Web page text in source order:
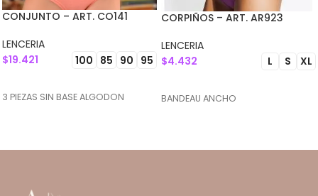
CONJUNTO – ART. CO141
LENCERIA
$19.421 100 85 90 95
3 PIEZAS SIN BASE ALGODON
CORPIÑOS – ART. AR923
LENCERIA
$4.432 L S XL
BANDEAU ANCHO